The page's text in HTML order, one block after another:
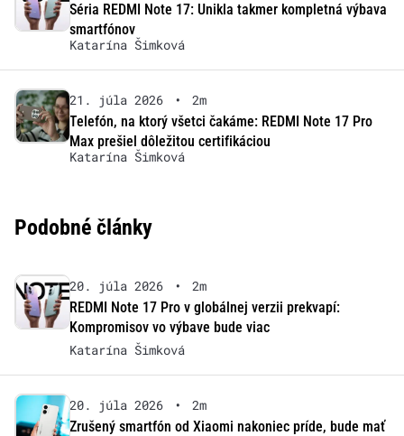
Séria REDMI Note 17: Unikla takmer kompletná výbava
smartfónov
Katarína Šimková
21. júla 2026 •
2m
Telefón, na ktorý všetci čakáme: REDMI Note 17 Pro
Max prešiel dôležitou certifikáciou
Katarína Šimková
Podobné články
20. júla 2026 •
2m
REDMI Note 17 Pro v globálnej verzii prekvapí:
Kompromisov vo výbave bude viac
Katarína Šimková
20. júla 2026 •
2m
Zrušený smartfón od Xiaomi nakoniec príde, bude mať